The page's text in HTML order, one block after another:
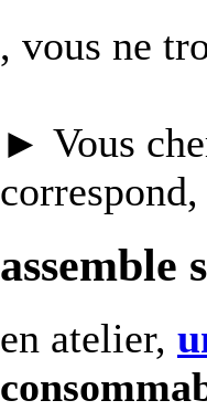
, vous ne
► Vous
correspond,
assemble
en atelier,